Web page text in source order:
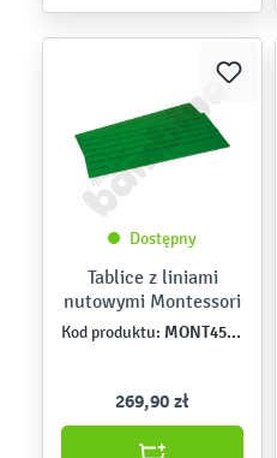
Dostępny
Tablice z liniami
nutowymi Montessori
Kod produktu: MONT457632
269,90 zł